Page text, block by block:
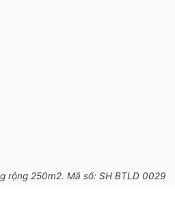
rộng 250m2. Mã số: SH BTLD 0029